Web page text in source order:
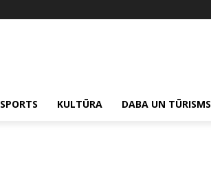
SPORTS KULTŪRA DABA UN TŪRISMS